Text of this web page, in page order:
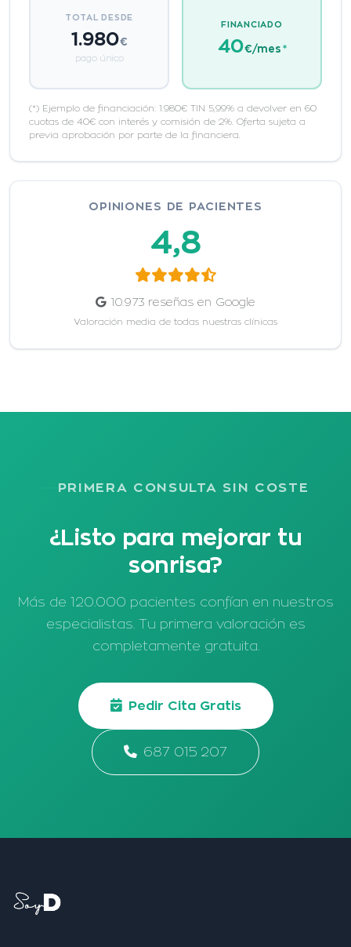
TOTAL DESDE
1.980€
pago único
FINANCIADO
40€/mes *
(*) Ejemplo de financiación: 1.980€ TIN 5,99% a devolver en 60
cuotas de 40€ con interés y comisión de 2%. Oferta sujeta a
previa aprobación por parte de la financiera.
OPINIONES DE PACIENTES
4,8
10.973 reseñas en Google
Valoración media de todas nuestras clínicas
PRIMERA CONSULTA SIN COSTE
¿Listo para mejorar tu
sonrisa?
Más de 120.000 pacientes confían en nuestros
especialistas. Tu primera valoración es
completamente gratuita.
Pedir Cita Gratis
687 015 207